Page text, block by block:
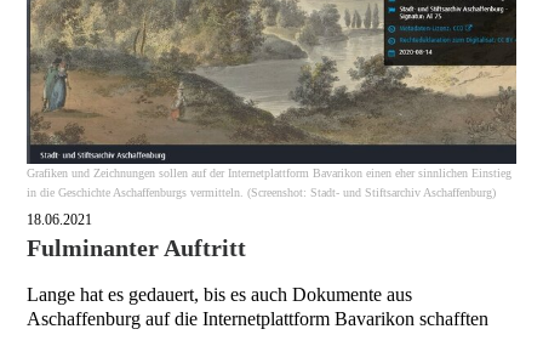
Grafiken und Zeichnungen sollen auf der Internetplattform Bavarikon einen eher sinnlichen Einstieg
in die Geschichte Aschaffenburgs vermitteln. (Screenshot: Stadt- und Stiftsarchiv Aschaffenburg)
18.06.2021
Fulminanter Auftritt
Lange hat es gedauert, bis es auch Dokumente aus
Aschaffenburg auf die Internetplattform Bavarikon schafften